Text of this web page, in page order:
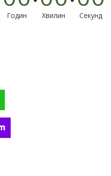
Годин Хвилин Секунд